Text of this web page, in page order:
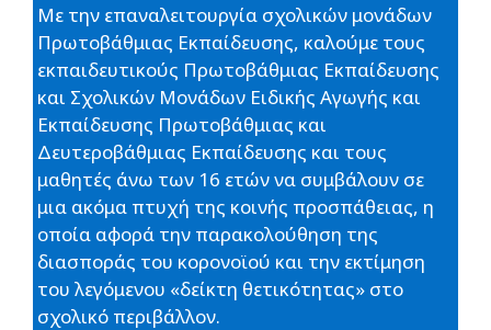
Με την επαναλειτουργία σχολικών μονάδων
Πρωτοβάθμιας Εκπαίδευσης, καλούμε τους
εκπαιδευτικούς Πρωτοβάθμιας Εκπαίδευσης
και Σχολικών Μονάδων Ειδικής Αγωγής και
Εκπαίδευσης Πρωτοβάθμιας και
Δευτεροβάθμιας Εκπαίδευσης και τους
μαθητές άνω των 16 ετών να συμβάλουν σε
μια ακόμα πτυχή της κοινής προσπάθειας, η
οποία αφορά την παρακολούθηση της
διασποράς του κορονοϊού και την εκτίμηση
του λεγόμενου «δείκτη θετικότητας» στο
σχολικό περιβάλλον.